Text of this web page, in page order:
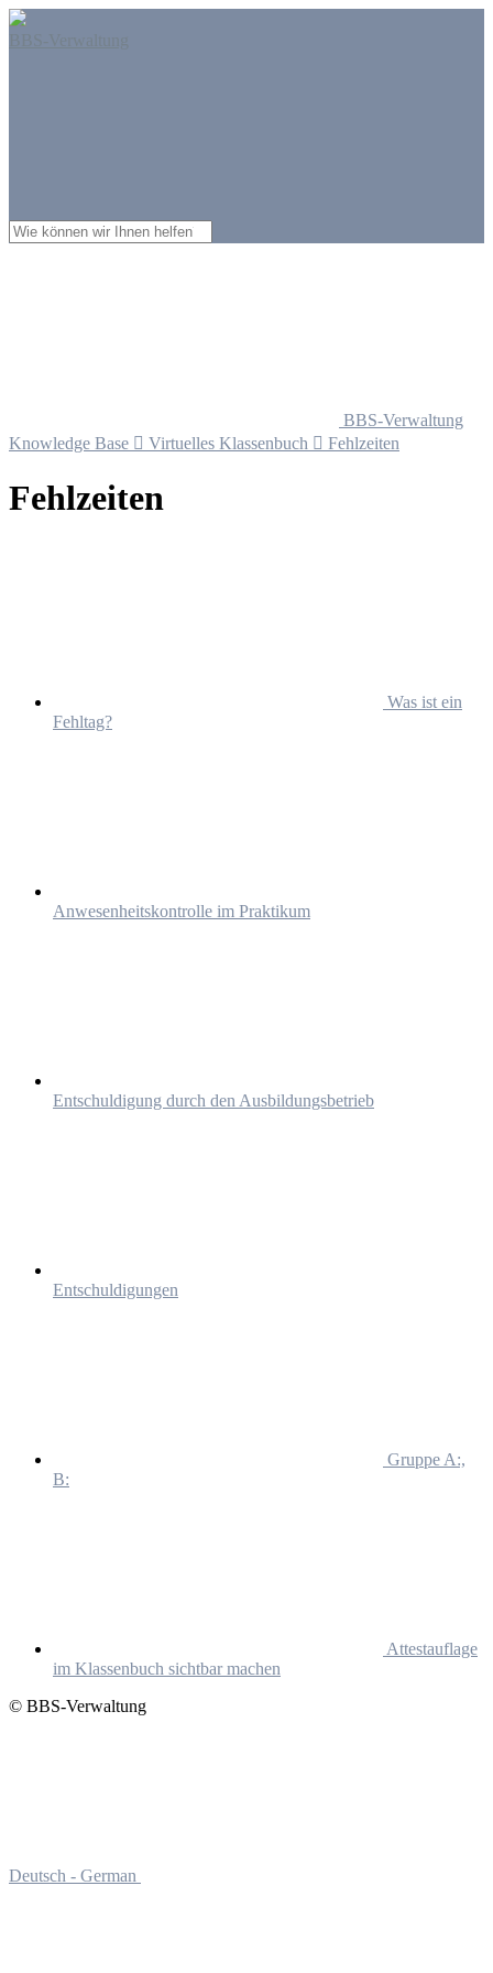
BBS-Verwaltung
BBS-Verwaltung
Knowledge Base  Virtuelles Klassenbuch  Fehlzeiten
Fehlzeiten
Was ist ein
Fehltag?
Anwesenheitskontrolle im Praktikum
Entschuldigung durch den Ausbildungsbetrieb
Entschuldigungen
Gruppe A:,
B:
Attestauflage
im Klassenbuch sichtbar machen
© BBS-Verwaltung
Deutsch - German